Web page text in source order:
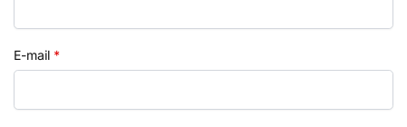
E-mail *